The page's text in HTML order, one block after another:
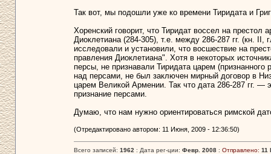
Так вот, мы подошли уже ко времени Тиридата и
Хоренский говорит, что Тиридат воссел на престол
Диоклетиана (284-305), т.е. между 286-287 гг. (кн. II,
исследовали и установили, что восшествие на
правления Диоклетиана". Хотя в некоторых
персы, не признавали Тиридата царем
над персами, не был заключен мирный договор в
царем Великой Армении. Так что дата 286-287 гг. —
признание персами.
Думаю, что нам нужно ориентироваться римской
(Отредактировано автором: 11 Июня, 2009 - 12:36:50)
Всего записей: 1962 : Дата рег-ции: Февр. 2008: Отправлено: 11